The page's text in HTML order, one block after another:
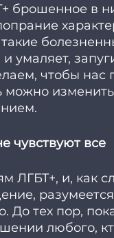
брошенное в
умаляет,
чтобы нас
чувствуют все
ЛГБТ+, и, как
До тех пор,
любого,